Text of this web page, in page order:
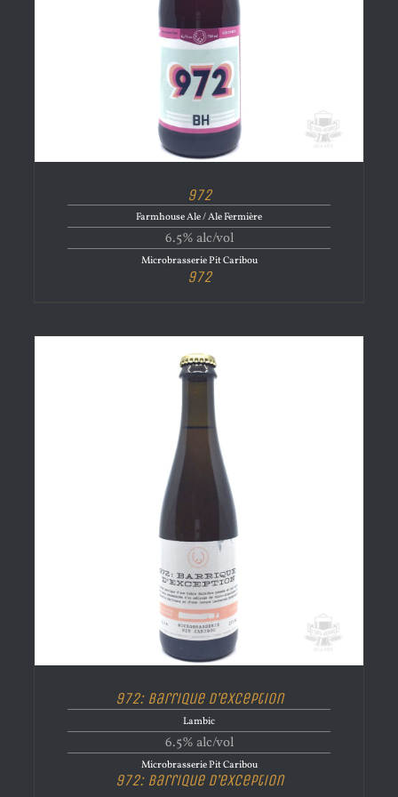
972
Farmhouse Ale / Ale Fermière
6.5% alc/vol
Microbrasserie Pit Caribou
972
972: Barrique D’exception
Lambic
6.5% alc/vol
Microbrasserie Pit Caribou
972: Barrique D’exception